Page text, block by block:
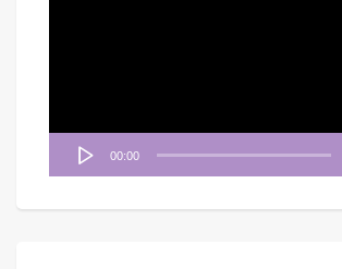
00:00